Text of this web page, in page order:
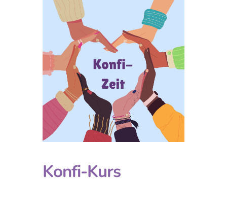
Konfi-Kurs